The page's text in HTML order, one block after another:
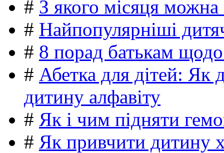
# З якого місяця можна
# Найпопулярніші
# 8 порад батькам
# Абетка для дітей: Як
дитину алфавіту
# Як і чим підняти
# Як привчити дитину